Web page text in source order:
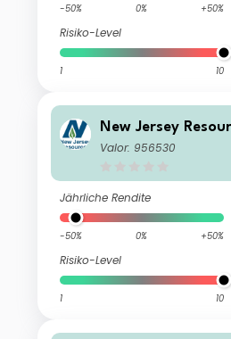
-50% 0% +50%
Risiko-Level
1 10
New Jersey
Valor: 956530
Jährliche Rendite
-50% 0% +50%
Risiko-Level
1 10